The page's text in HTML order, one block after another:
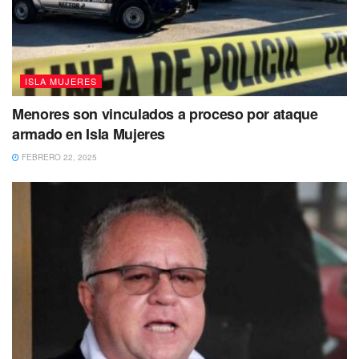
entre los que destacan las condiciones de calidad del
agua, gestión y manejo ambiental, seguridad e
infraestructura y educación e información ambiental.
ISLA MUJERES
Menores son vinculados a proceso por ataque
armado en Isla Mujeres
FEBRERO 22, 2025